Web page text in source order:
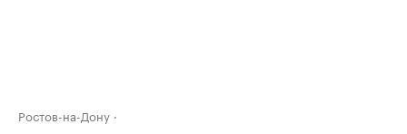
Ростов-на-Дону